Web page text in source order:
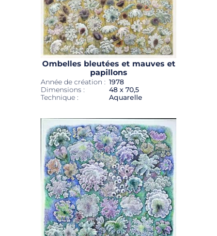
Ombelles bleutées et mauves et
papillons
Année de création : 1978
Dimensions :
48 x 70,5
Technique :
Aquarelle